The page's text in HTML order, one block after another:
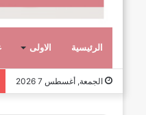
الرئيسية الاولى
الجمعة, أغسطس 7 2026